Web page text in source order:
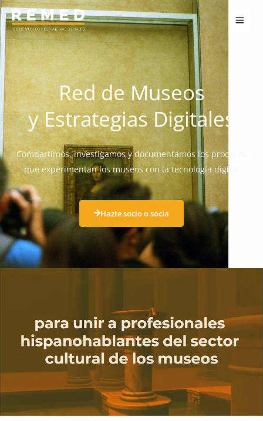
Ir
al
contenido
Red de Museos
y Estrategias Digitales
Compartimos, investigamos y documentamos los procesos
que experimentan los museos con la tecnología digital
Hazte socio o socia